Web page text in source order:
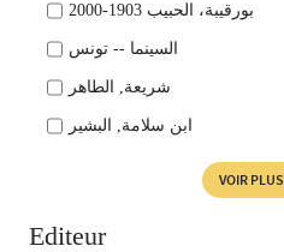
بورقيبة، الحبيب 1903-2000
السينما -- تونس
شريعة, الطاهر
ابن سلامة, البشير
VOIR PLUS
Editeur